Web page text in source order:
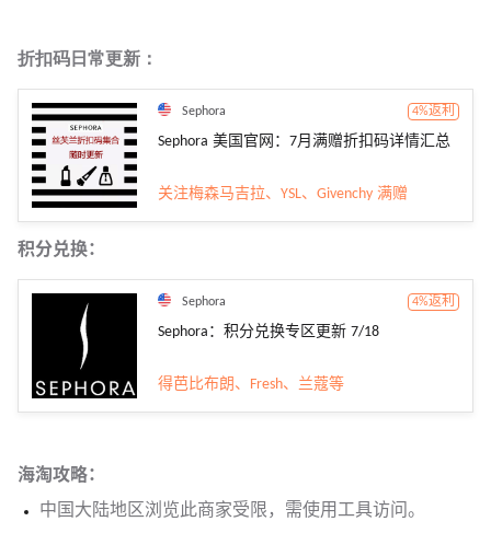
折扣码日常更新：
Sephora 4%返利
Sephora 美国官网：7月满赠折扣码详情汇总
关注梅森马吉拉、YSL、Givenchy 满赠
积分兑换：
Sephora 4%返利
Sephora：积分兑换专区更新 7/18
得芭比布朗、Fresh、兰蔻等
海淘攻略：
中国大陆地区浏览此商家受限，需使用工具访问。